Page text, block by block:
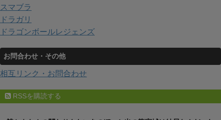
スマブラ
ドラガリ
ドラゴンボールレジェンズ
お問合わせ・その他
相互リンク・お問合わせ
RSSを購読する